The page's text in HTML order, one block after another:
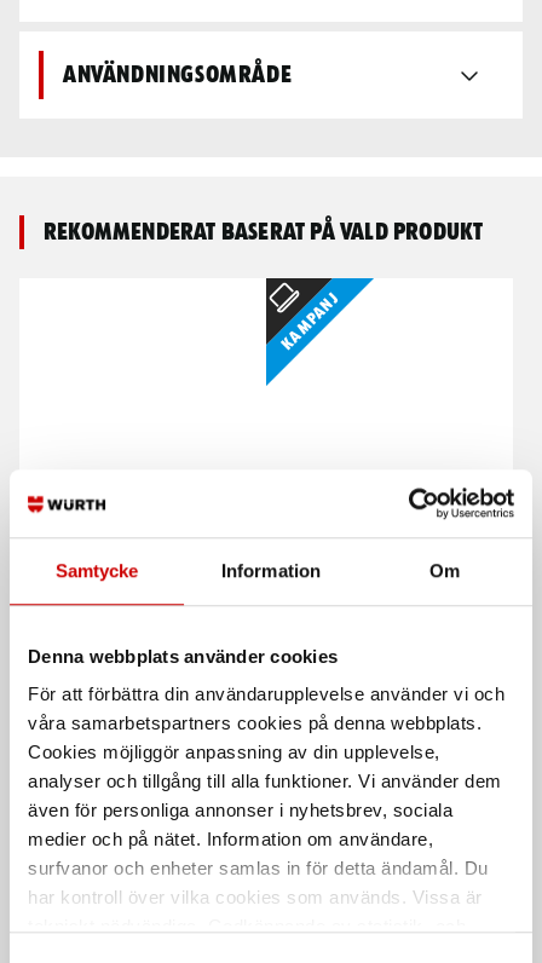
Samtycke Information Om
Denna webbplats använder cookies
För att förbättra din användarupplevelse använder vi och
våra samarbetspartners cookies på denna webbplats.
Cookies möjliggör anpassning av din upplevelse,
analyser och tillgång till alla funktioner. Vi använder dem
även för personliga annonser i nyhetsbrev, sociala
medier och på nätet. Information om användare,
surfvanor och enheter samlas in för detta ändamål. Du
har kontroll över vilka cookies som används. Vissa är
Användningsområde
Rekommenderat baserat på vald produkt
GP Super Alkaline Micro
Kampanj
Alkaliskt batteri 1,5V LR6
Würth High Power, kraftfullt
alkaliskt batteri
Alkaliskt Batteri 9V 6LR61
Super Alkaline E / Block
Kampanj
Alkaliskt Batteri 1,5V
LR03 AAA
Würth High Power, kraftfullt